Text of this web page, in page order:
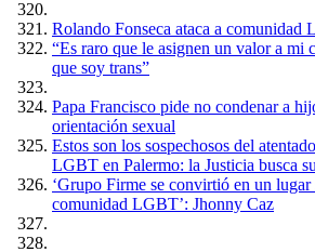
Rolando Fonseca ataca a comunidad
“Es raro que le asignen un valor a mi
que soy trans”
Papa Francisco pide no condenar a
orientación sexual
Estos son los sospechosos del
LGBT en Palermo: la Justicia busca
‘Grupo Firme se convirtió en un lugar
comunidad LGBT’: Jhonny Caz